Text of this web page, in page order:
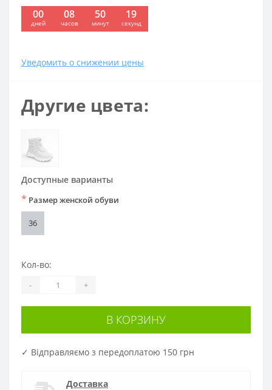
00
дней
08
часов
50
минут
19
секунд
Уведомить о снижении цены
Другие цвета:
Доступные варианты
* Размер женской обуви
36
Кол-во:
- +
В КОРЗИНУ
✓ Відправляємо з передоплатою 150 грн
Доставка